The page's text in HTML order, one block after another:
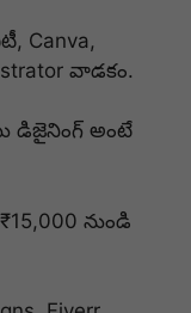
Canva,
వాడకం.
డిజైనింగ్ అంటే
₹15,000 నుండి